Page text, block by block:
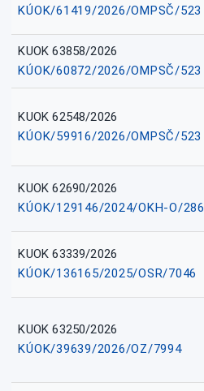
KÚOK/61419/2026/OMPSČ/523
KUOK 63858/2026
KÚOK/60872/2026/OMPSČ/523
KUOK 62548/2026
KÚOK/59916/2026/OMPSČ/523
KUOK 62690/2026
KÚOK/129146/2024/OKH-O/286
KUOK 63339/2026
KÚOK/136165/2025/OSR/7046
KUOK 63250/2026
KÚOK/39639/2026/OZ/7994